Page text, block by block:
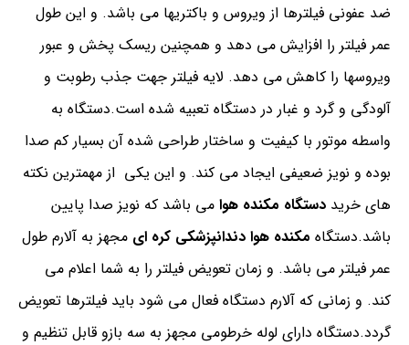
ضد عفونی فیلترها از ویروس و باکتریها می باشد. و این طول
عمر فیلتر را افزایش می دهد و همچنین ریسک پخش و عبور
ویروسها را کاهش می دهد. لایه فیلتر جهت جذب رطوبت و
آلودگی و گرد و غبار در دستگاه تعبیه شده است.دستگاه به
واسطه موتور با کیفیت و ساختار طراحی شده آن بسیار کم صدا
بوده و نویز ضعیفی ایجاد می کند. و این یکی از مهمترین نکته
های خرید دستگاه مکنده هوا می باشد که نویز صدا پایین
باشد.دستگاه مکنده هوا دندانپزشکی کره ای مجهز به آلارم طول
عمر فیلتر می باشد. و زمان تعویض فیلتر را به شما اعلام می
کند. و زمانی که آلارم دستگاه فعال می شود باید فیلترها تعویض
گردد.دستگاه دارای لوله خرطومی مجهز به سه بازو قابل تنظیم و